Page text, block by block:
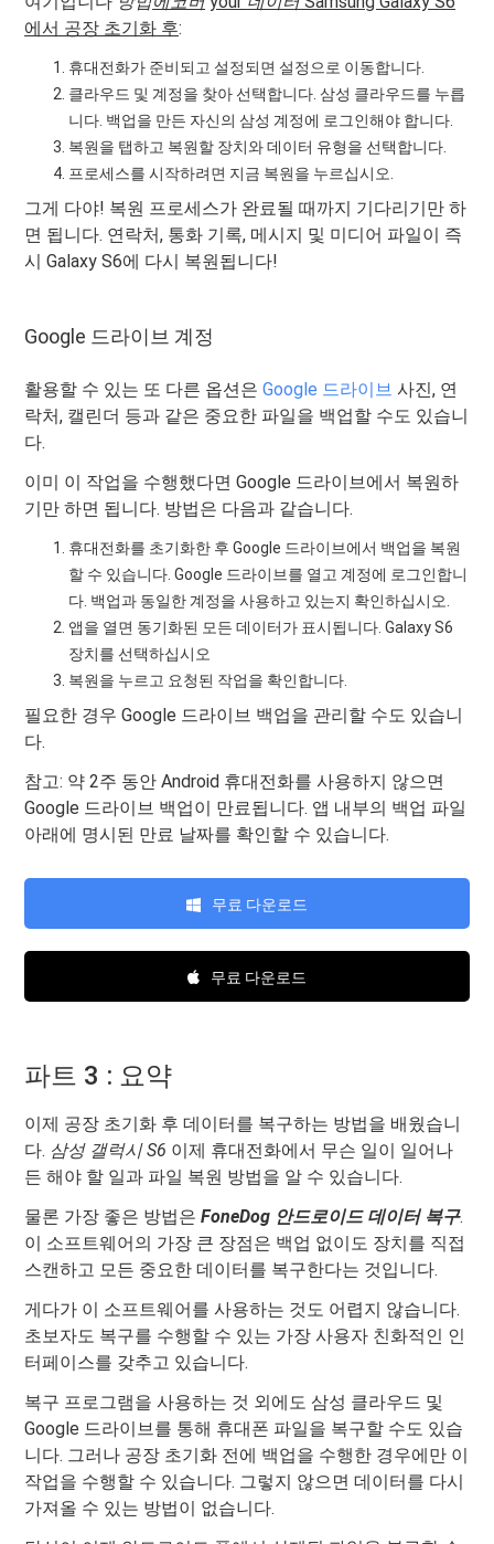
에서 공장 초기화 후:
휴대전화가 준비되고 설정되면 설정으로 이동합니다.
클라우드 및 계정을 찾아 선택합니다. 삼성 클라우드를 누릅
니다. 백업을 만든 자신의 삼성 계정에 로그인해야 합니다.
복원을 탭하고 복원할 장치와 데이터 유형을 선택합니다.
프로세스를 시작하려면 지금 복원을 누르십시오.
그게 다야! 복원 프로세스가 완료될 때까지 기다리기만 하
면 됩니다. 연락처, 통화 기록, 메시지 및 미디어 파일이 즉
시 Galaxy S6에 다시 복원됩니다!
Google 드라이브 계정
활용할 수 있는 또 다른 옵션은Google 드라이브 사진, 연
락처, 캘린더 등과 같은 중요한 파일을 백업할 수도 있습니
다.
이미 이 작업을 수행했다면 Google 드라이브에서 복원하
기만 하면 됩니다. 방법은 다음과 같습니다.
휴대전화를 초기화한 후 Google 드라이브에서 백업을 복원
할 수 있습니다. Google 드라이브를 열고 계정에 로그인합니
다. 백업과 동일한 계정을 사용하고 있는지 확인하십시오.
앱을 열면 동기화된 모든 데이터가 표시됩니다. Galaxy S6
장치를 선택하십시오
복원을 누르고 요청된 작업을 확인합니다.
필요한 경우 Google 드라이브 백업을 관리할 수도 있습니
다.
참고: 약 2주 동안 Android 휴대전화를 사용하지 않으면
Google 드라이브 백업이 만료됩니다. 앱 내부의 백업 파일
아래에 명시된 만료 날짜를 확인할 수 있습니다.
무료 다운로드
무료 다운로드
파트 3 : 요약
이제 공장 초기화 후 데이터를 복구하는 방법을 배웠습니
다. 삼성 갤럭시 S6 이제 휴대전화에서 무슨 일이 일어나
든 해야 할 일과 파일 복원 방법을 알 수 있습니다.
물론 가장 좋은 방법은FoneDog 안드로이드 데이터 복구.
이 소프트웨어의 가장 큰 장점은 백업 없이도 장치를 직접
스캔하고 모든 중요한 데이터를 복구한다는 것입니다.
게다가 이 소프트웨어를 사용하는 것도 어렵지 않습니다.
초보자도 복구를 수행할 수 있는 가장 사용자 친화적인 인
터페이스를 갖추고 있습니다.
복구 프로그램을 사용하는 것 외에도 삼성 클라우드 및
Google 드라이브를 통해 휴대폰 파일을 복구할 수도 있습
니다. 그러나 공장 초기화 전에 백업을 수행한 경우에만 이
작업을 수행할 수 있습니다. 그렇지 않으면 데이터를 다시
가져올 수 있는 방법이 없습니다.